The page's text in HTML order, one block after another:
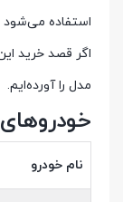
استفاده می‌شود
اگر قصد خرید
مدل را آورده‌ایم.
نام خودرو